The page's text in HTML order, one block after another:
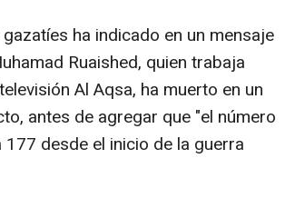
ha indicado en un mensaje
Ruaished, quien trabaja
Al Aqsa, ha muerto en un
antes de agregar que "el número
desde el inicio de la guerra